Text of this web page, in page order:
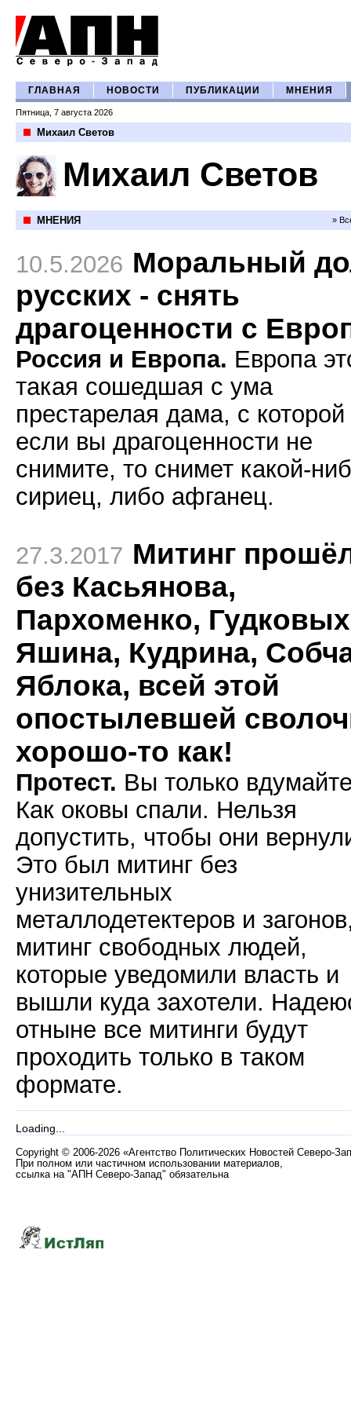
ГЛАВНАЯ НОВОСТИ ПУБЛИКАЦИИ МНЕНИЯ
Пятница, 7 августа 2026
Михаил Светов
Михаил Светов
МНЕНИЯ »
10.5.2026 Моральный
русских - снять
драгоценности с
Россия и Европа. Европа
такая сошедшая с ума
престарелая дама, с которой
если вы драгоценности не
снимите, то снимет какой-
сириец, либо афганец.
27.3.2017 Митинг
без Касьянова,
Пархоменко,
Яшина, Кудрина,
Яблока, всей этой
опостылевшей
хорошо-то как!
Протест. Вы только
Как оковы спали. Нельзя
допустить, чтобы они
Это был митинг без
унизительных
металлодетектеров и
митинг свободных людей,
которые уведомили власть и
вышли куда захотели.
отныне все митинги будут
проходить только в таком
формате.
Loading...
Copyright © 2006-2026 «Агентство Политических Новостей Северо-
При полном или частичном использовании материалов,
ссылка на "АПН Северо-Запад" обязательна